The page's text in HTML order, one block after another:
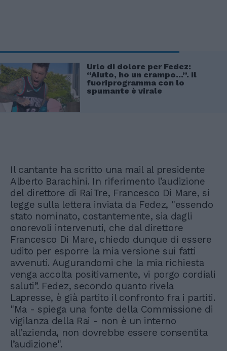
Urlo di dolore per Fedez:
“Aiuto, ho un crampo...”. Il
fuoriprogramma con lo
spumante è virale
Il cantante ha scritto una mail al presidente
Alberto Barachini. In riferimento l’audizione
del direttore di RaiTre, Francesco Di Mare, si
legge sulla lettera inviata da Fedez, "essendo
stato nominato, costantemente, sia dagli
onorevoli intervenuti, che dal direttore
Francesco Di Mare, chiedo dunque di essere
udito per esporre la mia versione sui fatti
avvenuti. Augurandomi che la mia richiesta
venga accolta positivamente, vi porgo cordiali
saluti”. Fedez, secondo quanto rivela
Lapresse, è già partito il confronto fra i partiti.
"Ma - spiega una fonte della Commissione di
vigilanza della Rai - non è un interno
all’azienda, non dovrebbe essere consentita
l’audizione".